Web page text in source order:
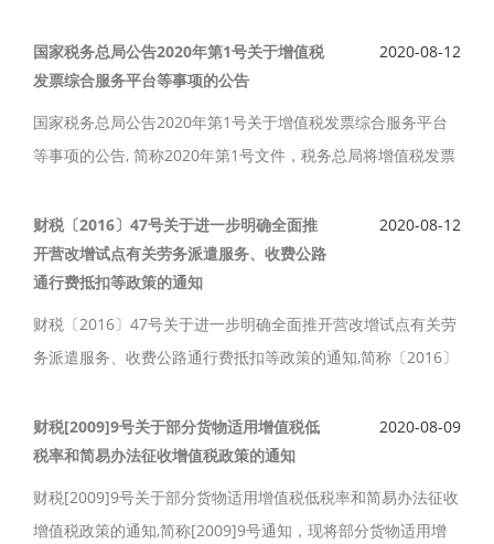
预扣预缴方法事项公告如下。
国家税务总局公告2020年第1号关于增值税
发票综合服务平台等事项的公告
2020-08-12
国家税务总局公告2020年第1号关于增值税发票综合服务平台
等事项的公告, 简称2020年第1号文件，税务总局将增值税发票
发票用途确认、风险提示、信息下载等服务。
财税〔2016〕47号关于进一步明确全面推
开营改增试点有关劳务派遣服务、收费公路
通行费抵扣等政策的通知
2020-08-12
财税〔2016〕47号关于进一步明确全面推开营改增试点有关劳
务派遣服务、收费公路通行费抵扣等政策的通知,简称〔2016〕
如下。
财税[2009]9号关于部分货物适用增值税低
税率和简易办法征收增值税政策的通知
2020-08-09
财税[2009]9号关于部分货物适用增值税低税率和简易办法征收
增值税政策的通知,简称[2009]9号通知，现将部分货物适用增